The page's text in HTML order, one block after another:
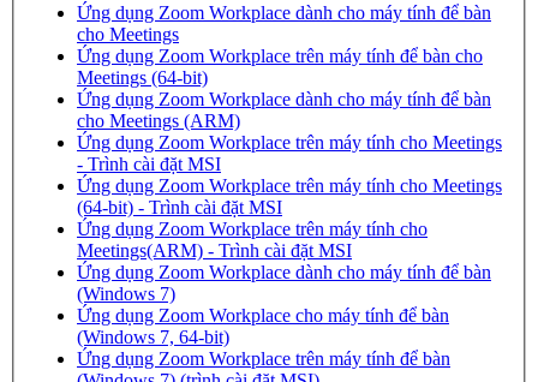
Ứng dụng Zoom Workplace dành cho máy tính để bàn
cho Meetings
Ứng dụng Zoom Workplace trên máy tính để bàn cho
Meetings (64-bit)
Ứng dụng Zoom Workplace dành cho máy tính để bàn
cho Meetings (ARM)
Ứng dụng Zoom Workplace trên máy tính cho Meetings
- Trình cài đặt MSI
Ứng dụng Zoom Workplace trên máy tính cho Meetings
(64-bit) - Trình cài đặt MSI
Ứng dụng Zoom Workplace trên máy tính cho
Meetings(ARM) - Trình cài đặt MSI
Ứng dụng Zoom Workplace dành cho máy tính để bàn
(Windows 7)
Ứng dụng Zoom Workplace cho máy tính để bàn
(Windows 7, 64-bit)
Ứng dụng Zoom Workplace trên máy tính để bàn